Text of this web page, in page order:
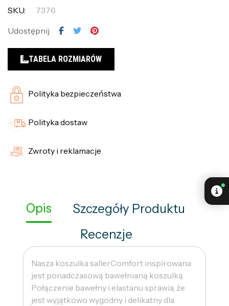
SKU:
7376
Udostępnij
TABELA ROZMIARÓW
Polityka bezpieczeństwa
Polityka dostaw
Zwroty i reklamacje
Opis
Szczegóły Produktu
Recenzje
Nasza koszulka sallerComfort inspirowana
jest ponadczasową bawełnianą koszulką.
Połączenie bawełny i elastanu sprawia, że ​​
jest wyjątkowo wygodny i delikatny dla